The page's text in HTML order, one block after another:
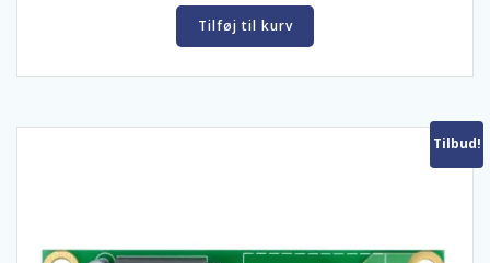
var:
kr. 680,00.
Tilføj til kurv
Tilbud!